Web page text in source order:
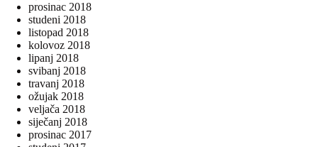
prosinac 2018
studeni 2018
listopad 2018
kolovoz 2018
lipanj 2018
svibanj 2018
travanj 2018
ožujak 2018
veljača 2018
siječanj 2018
prosinac 2017